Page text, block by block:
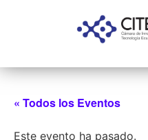
« Todos los Eventos
Este evento ha pasado.